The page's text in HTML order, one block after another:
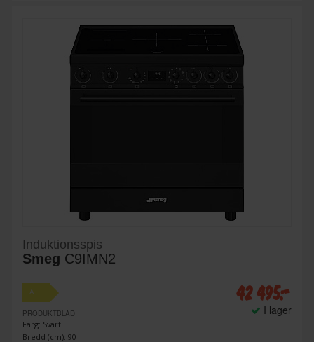
Induktionsspis
Smeg C9IMN2
A
PRODUKTBLAD
Färg: Svart
Bredd (cm): 90
42 495:-
I lager